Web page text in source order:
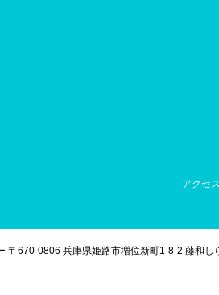
アクセス
〒670-0806 兵庫県姫路市増位新町1-8-2 藤和